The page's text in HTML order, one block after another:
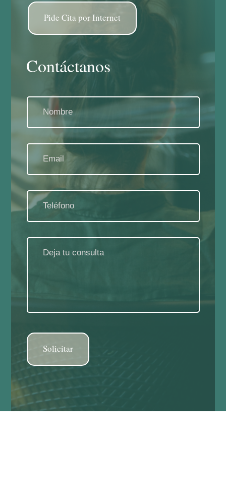
Pide Cita por Internet
Contáctanos
Solicitar